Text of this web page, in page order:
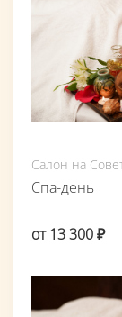
Салон на
Спа-день
от 13 300 ₽